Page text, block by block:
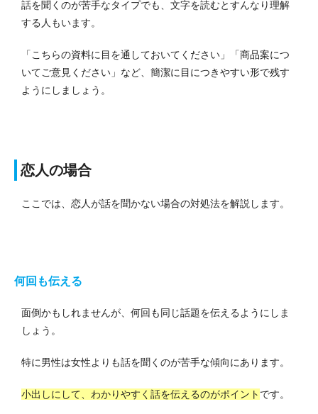
話を聞くのが苦手なタイプでも、文字を読むとすんなり理解
する人もいます。
「こちらの資料に目を通しておいてください」「商品案につ
いてご意見ください」など、簡潔に目につきやすい形で残す
ようにしましょう。
恋人の場合
ここでは、恋人が話を聞かない場合の対処法を解説します。
何回も伝える
面倒かもしれませんが、何回も同じ話題を伝えるようにしま
しょう。
特に男性は女性よりも話を聞くのが苦手な傾向にあります。
小出しにして、わかりやすく話を伝えるのがポイント です。